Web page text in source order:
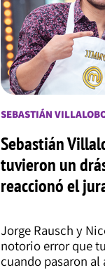
SEBASTIÁN
Sebastián
tuvieron un
reaccionó el
Jorge Rausch y
notorio error que
cuando pasaron al